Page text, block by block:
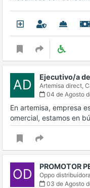
AD Ejecutivo/a
Artemisa direct,
04 de Agosto
En artemisa, empresa
omercial, estamos en
OD PROMOTOR
Oppo
03 de Agosto